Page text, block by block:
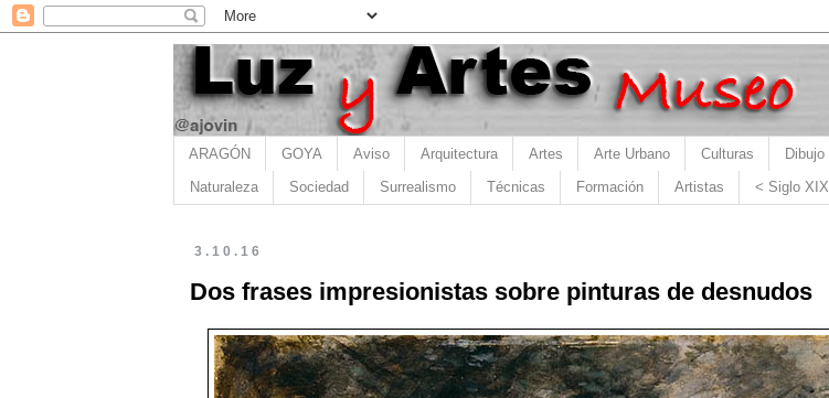
ARAGÓN GOYA Aviso Arquitectura Artes Arte Urbano Culturas Dibujo
Naturaleza Sociedad Surrealismo Técnicas Formación Artistas < Siglo XIX
3.10.16
Dos frases impresionistas sobre pinturas de desnudos